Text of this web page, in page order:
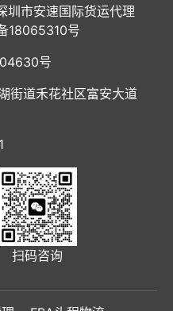
市安速国际货运代理
18065310号
号
街道禾花社区富安大道
扫码咨询